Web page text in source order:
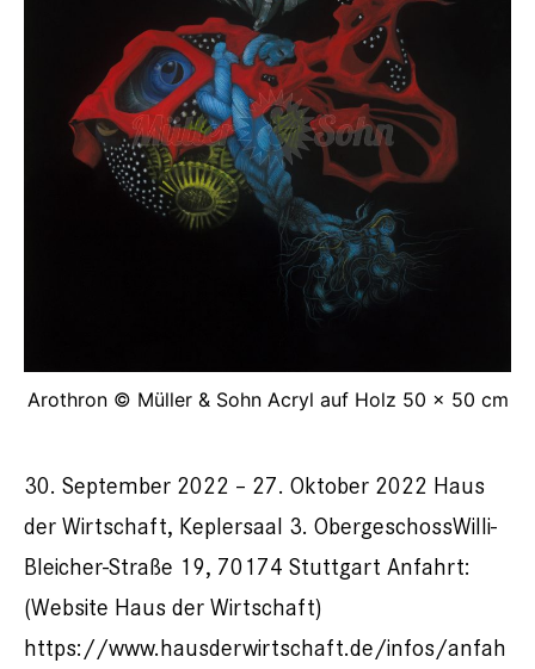
Arothron © Müller & Sohn Acryl auf Holz 50 x 50 cm
30. September 2022 – 27. Oktober 2022 Haus
der Wirtschaft, Keplersaal 3. ObergeschossWilli-
Bleicher-Straße 19, 70174 Stuttgart Anfahrt:
(Website Haus der Wirtschaft)
https://www.hausderwirtschaft.de/infos/anfah